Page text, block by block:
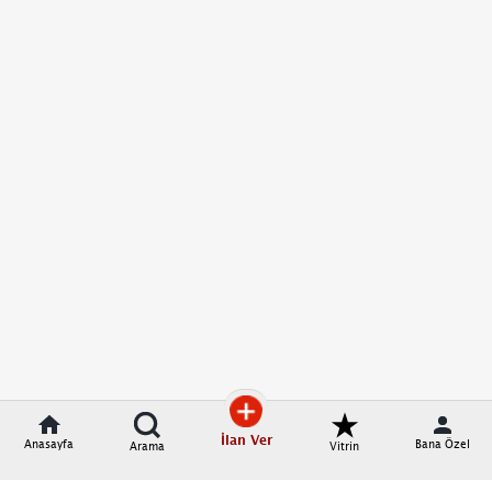
Anasayfa Arama İlan Ver Vitrin Bana Özel